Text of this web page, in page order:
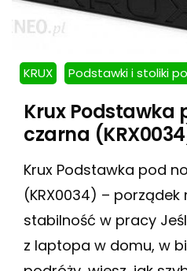
KRUX Podstawki i stoliki
Krux Podstawka
czarna
Krux Podstawka pod
(KRX0034) – porządek
stabilność w pracy
z laptopa w domu, w